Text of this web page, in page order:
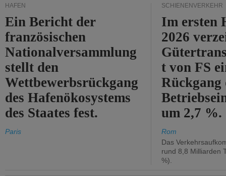
HÄFEN
Ein Bericht der
französischen
Nationalversammlung
stellt den
Wettbewerbsrückgang
des Hafenökosystems
des Staates fest.
Paris
SCHIENENVERKEHR
Im ersten
2026
t von FS
Rückgang
um 2,7 %.
Rom
Das
rund 8,8 Milliarden
%).